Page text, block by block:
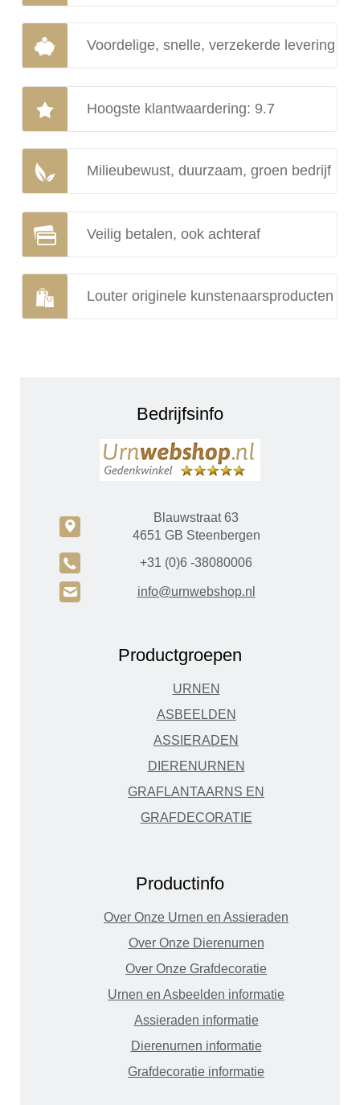
Voordelige, snelle, verzekerde levering
Hoogste klantwaardering: 9.7
Milieubewust, duurzaam, groen bedrijf
Veilig betalen, ook achteraf
Louter originele kunstenaarsproducten
Bedrijfsinfo
c
Blauwstraat 63
4651 GB Steenbergen
A +31 (0)6 -38080006
H info@urnwebshop.nl
Productgroepen
URNEN
ASBEELDEN
ASSIERADEN
DIERENURNEN
GRAFLANTAARNS EN
GRAFDECORATIE
Productinfo
Over Onze Urnen en Assieraden
Over Onze Dierenurnen
Over Onze Grafdecoratie
Urnen en Asbeelden informatie
Assieraden informatie
Dierenurnen informatie
Grafdecoratie informatie